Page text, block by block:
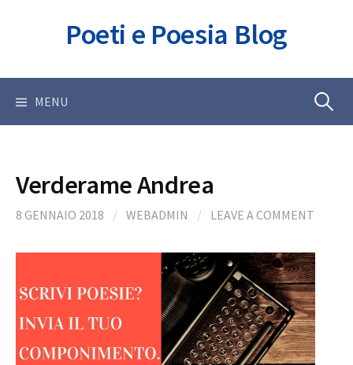
Poeti e Poesia Blog
MENU Ricerca
Verderame Andrea
8 GENNAIO 2018 / WEBADMIN / LEAVE A COMMENT